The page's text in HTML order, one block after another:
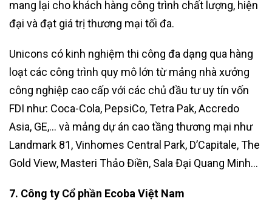
mang lại cho khách hàng công trình chất lượng, hiện
đại và đạt giá trị thương mại tối đa.
Unicons có kinh nghiệm thi công đa dạng qua hàng
loạt các công trình quy mô lớn từ mảng nhà xưởng
công nghiệp cao cấp với các chủ đầu tư uy tín vốn
FDI như: Coca-Cola, PepsiCo, Tetra Pak, Accredo
Asia, GE,… và mảng dự án cao tầng thương mại như
Landmark 81, Vinhomes Central Park, D’Capitale, The
Gold View, Masteri Thảo Điền, Sala Đại Quang Minh…
7. Công ty Cổ phần Ecoba Việt Nam